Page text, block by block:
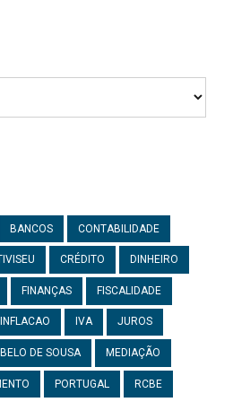
BANCOS CONTABILIDADE
CRÉDITO DINHEIRO
FINANÇAS FISCALIDADE
INFLACAO IVA JUROS
DE SOUSA MEDIAÇÃO
PORTUGAL RCBE